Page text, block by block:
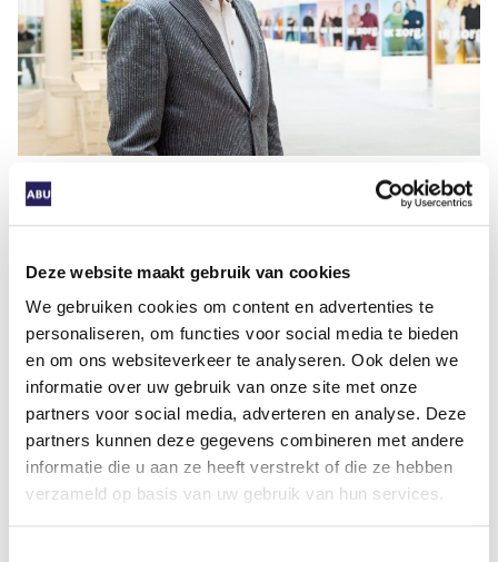
Deze website maakt gebruik van cookies
We gebruiken cookies om content en advertenties te
personaliseren, om functies voor social media te bieden
en om ons websiteverkeer te analyseren. Ook delen we
informatie over uw gebruik van onze site met onze
partners voor social media, adverteren en analyse. Deze
partners kunnen deze gegevens combineren met andere
informatie die u aan ze heeft verstrekt of die ze hebben
verzameld op basis van uw gebruik van hun services.
Oplopende personeelstekorten
Tot slot wil minister Van Gennip de handhaving
rond zzp weer hervatten. “Daar zijn wij als ABU
erg blij mee,” benadrukt Koops. Maar er zijn
volgens hem wel forse belemmeringen voor een
effectieve handhaving. “Allereerst is er nog altijd
een gebrek aan handhavingscapaciteit bij de
Arbeidsinspectie en bij de Belastingdienst. En om
te kunnen handhaven, moet er bovendien sprake
zijn van duidelijke regels. En die zijn er niet.
Ongerichte controles kunnen tot paniek leiden